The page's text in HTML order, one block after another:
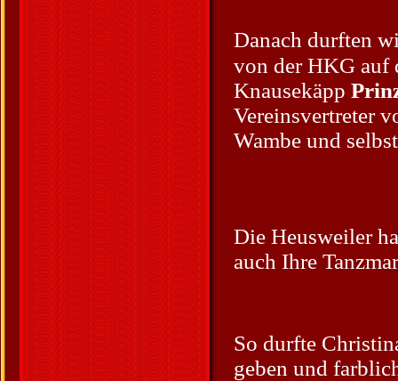
Danach durften
von der HKG auf
Knausekäpp
Vereinsvertreter
Wambe und
Die Heusweiler
auch Ihre
So durfte
geben und